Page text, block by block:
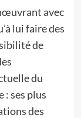
avec
lui faire des
de
du
: ses plus
des